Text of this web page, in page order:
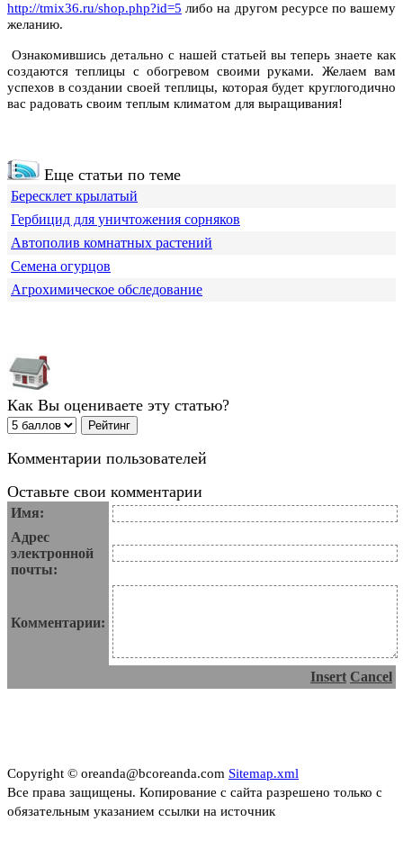
http://tmix36.ru/shop.php?id=5 либо на другом ресурсе по вашему
желанию.
Ознакомившись детально с нашей статьей вы теперь знаете как
создаются теплицы с обогревом своими руками. Желаем вам
успехов в создании своей теплицы, которая будет круглогодично
вас радовать своим теплым климатом для выращивания!
Еще статьи по теме
Бересклет крылатый
Гербицид для уничтожения сорняков
Автополив комнатных растений
Семена огурцов
Агрохимическое обследование
Как Вы оцениваете эту статью?
Комментарии пользователей
Оставьте свои комментарии
Имя:
Адрес
электронной
почты:
Комментарии:
Insert Cancel
Copyright © oreanda@bcoreanda.com Sitemap.xml
Все права защищены. Копирование с сайта разрешено только с
обязательным указанием ссылки на источник